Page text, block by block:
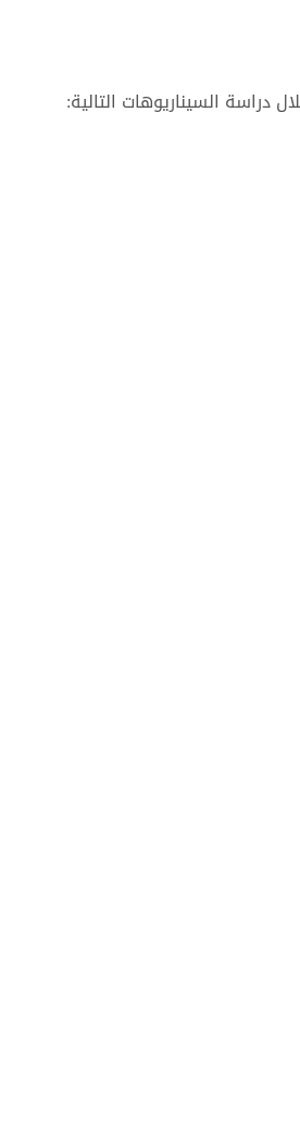
السيناريوهات التالية: